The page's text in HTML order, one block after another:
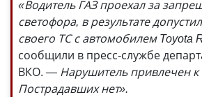
«Водитель ГАЗ проехал за
светофора, в результате
своего ТС с автомобилем Toyota
сообщили в пресс-службе
ВКО. — Нарушитель привлечен к
Пострадавших нет».